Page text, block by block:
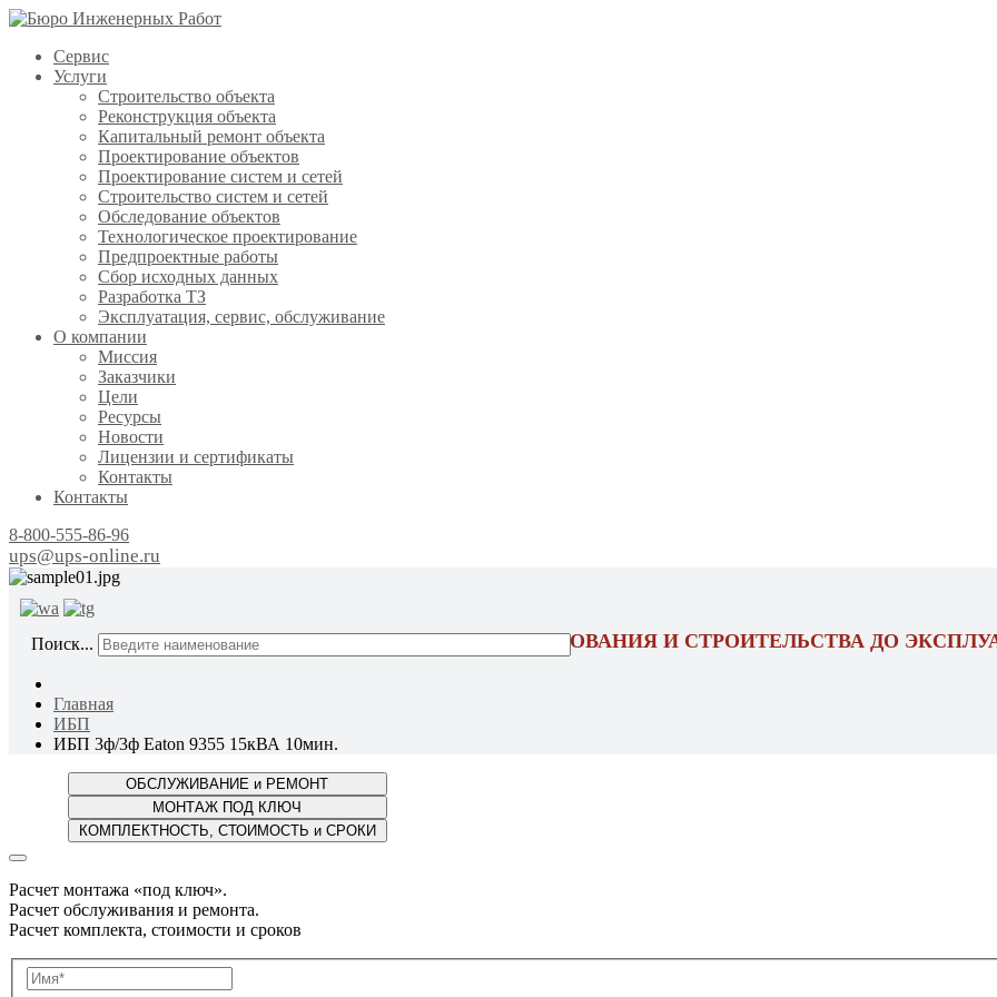
Сервис
Услуги
Строительство объекта
Реконструкция объекта
Капитальный ремонт объекта
Проектирование объектов
Проектирование систем и сетей
Строительство систем и сетей
Обследование объектов
Технологическое проектирование
Предпроектные работы
Сбор исходных данных
Разработка ТЗ
Эксплуатация, сервис, обслуживание
О компании
Миссия
Заказчики
Цели
Ресурсы
Новости
Лицензии и сертификаты
Контакты
Контакты
8-800-555-86-96
ups@ups-online.ru
ОТ ПРОЕКТИРОВАНИЯ И СТРОИТЕЛЬСТВА ДО
Поиск...
Главная
ИБП
ИБП 3ф/3ф Eaton 9355 15кВА 10мин.
Расчет монтажа «под ключ».
Расчет обслуживания и ремонта.
Расчет комплекта, стоимости и сроков